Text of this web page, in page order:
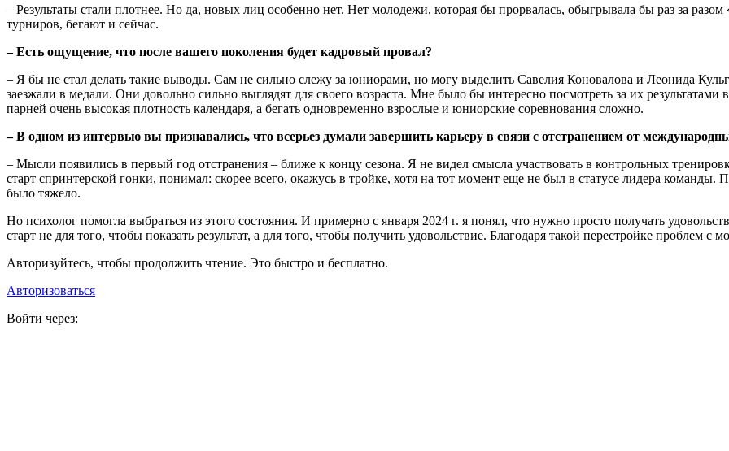
– Результаты стали плотнее. Но да, новых лиц особенно нет. Нет молодежи, которая бы прорвалась, обыгрывала бы раз за
турниров, бегают и сейчас.
– Есть ощущение, что после вашего поколения будет кадровый провал?
– Я бы не стал делать такие выводы. Сам не сильно слежу за юниорами, но могу выделить Савелия Коновалова и Леонида
заезжали в медали. Они довольно сильно выглядят для своего возраста. Мне было бы интересно посмотреть за их
парней очень высокая плотность календаря, а бегать одновременно взрослые и юниорские соревнования сложно.
– В одном из интервью вы признавались, что всерьез думали завершить карьеру в связи с отстранением от
– Мысли появились в первый год отстранения – ближе к концу сезона. Я не видел смысла участвовать в контрольных
старт спринтерской гонки, понимал: скорее всего, окажусь в тройке, хотя на тот момент еще не был в статусе лидера
было тяжело.
Но психолог помогла выбраться из этого состояния. И примерно с января 2024 г. я понял, что нужно просто получать
старт не для того, чтобы показать результат, а для того, чтобы получить удовольствие. Благодаря такой перестройке проблем с
Авторизуйтесь, чтобы продолжить чтение. Это быстро и бесплатно.
Авторизоваться
Войти через: